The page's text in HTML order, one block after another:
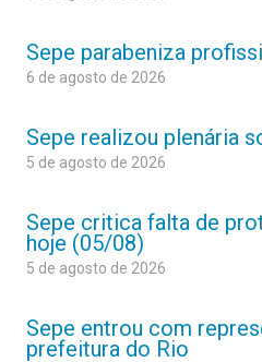
Sepe parabeniza
6 de agosto de 2026
Sepe realizou plenária
5 de agosto de 2026
Sepe critica falta de
hoje (05/08)
5 de agosto de 2026
Sepe entrou com
prefeitura do Rio